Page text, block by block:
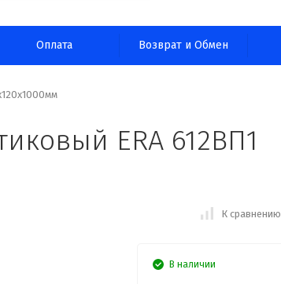
Оплата Возврат и Обмен
ERA 612ВП1
К сравнению
В наличии